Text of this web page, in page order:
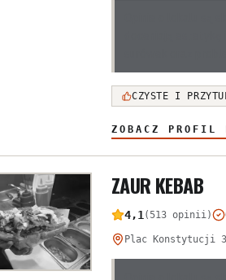
CZYSTE I
ZOBACZ PROFIL
ZAUR KEBAB
4,1 (513 opinii)
Plac Konstytucji